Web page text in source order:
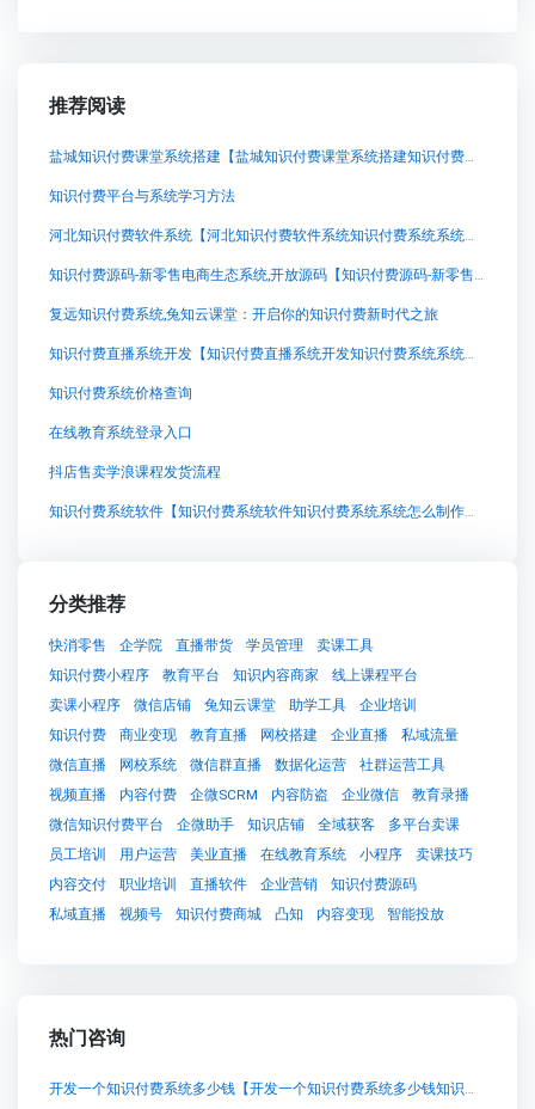
推荐阅读
盐城知识付费课堂系统搭建【盐城知识付费课堂系统搭建知识付费系统系统怎么制作，知识付费系统搭建使用教程】
知识付费平台与系统学习方法
河北知识付费软件系统【河北知识付费软件系统知识付费系统系统怎么制作，知识付费系统搭建使用教程】
复远知识付费系统,兔知云课堂：开启你的知识付费新时代之旅
知识付费直播系统开发【知识付费直播系统开发知识付费系统系统怎么制作，知识付费系统搭建使用教程】
知识付费系统价格查询
在线教育系统登录入口
抖店售卖学浪课程发货流程
知识付费系统软件【知识付费系统软件知识付费系统系统怎么制作，知识付费系统搭建使用教程】
分类推荐
快消零售 企学院 直播带货 学员管理
卖课工具
知识付费小程序
教育平台 知识内容商家
线上课程平台
卖课小程序
微信店铺 兔知云课堂 助学工具
企业培训
知识付费
商业变现 教育直播 网校搭建 企业直播
私域流量
微信直播
网校系统 微信群直播 数据化运营
社群运营工具
视频直播
内容付费 企微SCRM 内容防盗 企业微信
教育录播
微信知识付费平台
企微助手 知识店铺 全域获客
多平台卖课
员工培训
用户运营 美业直播 在线教育系统 小程序
卖课技巧
内容交付
职业培训 直播软件 企业营销
知识付费源码
私域直播
视频号 知识付费商城 凸知 内容变现 智能投放
热门咨询